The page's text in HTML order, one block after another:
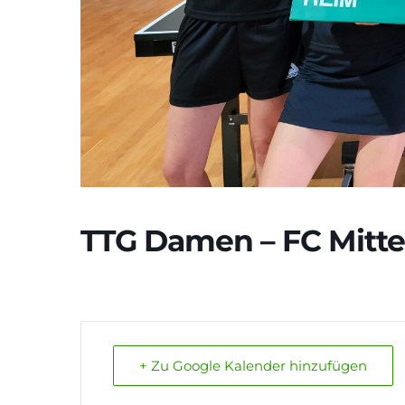
TTG Damen – FC
+ Zu Google Kalender hinzufügen